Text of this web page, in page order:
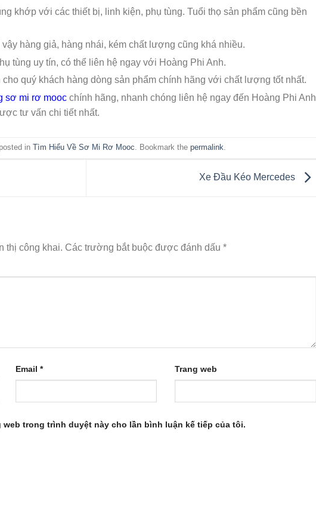
khớp với các thiết bị, linh kiện, phụ tùng. Tuổi thọ sản phẩm cũng bền
hàng giả, hàng nhái, kém chất lượng cũng khá nhiều.
tùng uy tín, có thể liên hệ ngay với Hoàng Phi Anh.
quý khách hàng dòng sản phẩm chính hãng với chất lượng tốt nhất.
sơ mi rơ mooc chính hãng, nhanh chóng liên hệ ngay đến Hoàng Phi Anh
tư vấn chi tiết nhất.
inTìm Hiểu Về Sơ Mi Rơ Mooc. Bookmark thepermalink.
Xe Đầu Kéo Mercedes
thị công khai. Các trường bắt buộc được đánh dấu *
Email * Trang web
web trong trình duyệt này cho lần bình luận kế tiếp của tôi.